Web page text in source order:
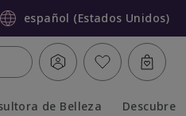
español (Estados Unidos)
de Belleza Descubre